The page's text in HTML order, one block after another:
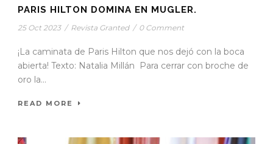
PARIS HILTON DOMINA EN MUGLER.
25 Oct 2023 / Revista Granted / 0 Comment
¡La caminata de Paris Hilton que nos dejó con la boca
abierta! Texto: Natalia Millán Para cerrar con broche de
oro la...
READ MORE